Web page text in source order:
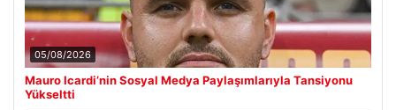
05/08/2026
Mauro Icardi’nin Sosyal Medya Paylaşımlarıyla Tansiyonu
Yükseltti